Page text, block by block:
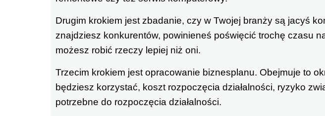
Drugim krokiem jest zbadanie, czy w Twojej branży są jacyś
znajdziesz konkurentów, powinieneś poświęcić trochę czasu
możesz robić rzeczy lepiej niż oni.
Trzecim krokiem jest opracowanie biznesplanu. Obejmuje to
będziesz korzystać, koszt rozpoczęcia działalności, ryzyko
potrzebne do rozpoczęcia działalności.